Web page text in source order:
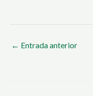
← Entrada anterior